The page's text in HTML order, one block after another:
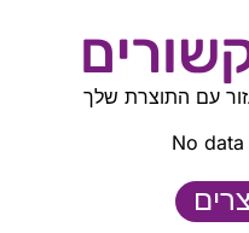
עם התוצרת שלך
No